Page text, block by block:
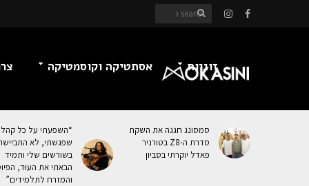
זוגיות אסתטיקה וקוסמטיקה
סמסונג חגגה את השקת
סדרת ה-Z8 בטורניר
פאדל יוקרתי בסביון
“השפעתי על כל קהל
שפגשתי, לא
בשורשים שלי ותמיד
הבאתי את העוּד,
והמזרח לתלמידים”